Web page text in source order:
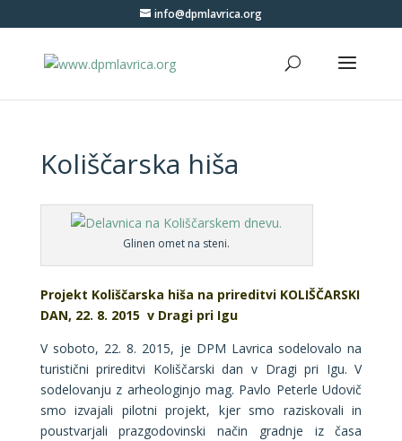
info@dpmlavrica.org
Koliščarska hiša
Glinen omet na steni.
Projekt Koliščarska hiša na prireditvi KOLIŠČARSKI
DAN, 22. 8. 2015 v Dragi pri Igu
V soboto, 22. 8. 2015, je DPM Lavrica sodelovalo na
turistični prireditvi Koliščarski dan v Dragi pri Igu. V
sodelovanju z arheologinjo mag. Pavlo Peterle Udovič
smo izvajali pilotni projekt, kjer smo raziskovali in
poustvarjali prazgodovinski način gradnje iz časa